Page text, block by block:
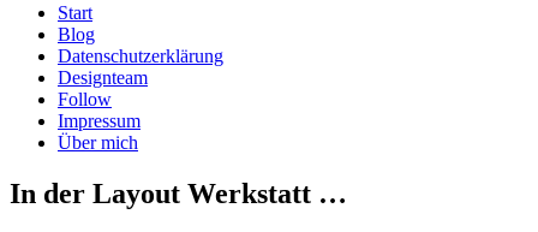
Start
Blog
Datenschutzerklärung
Designteam
Follow
Impressum
Über mich
In der Layout Werkstatt …